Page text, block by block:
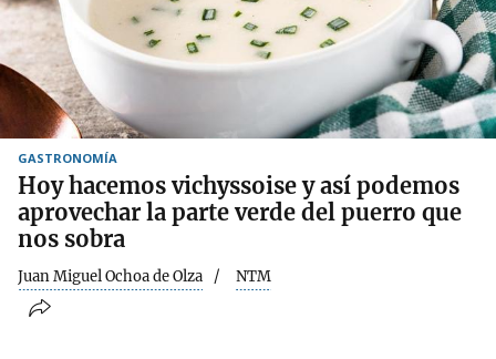
GASTRONOMÍA
Hoy hacemos vichyssoise y así podemos
aprovechar la parte verde del puerro que
nos sobra
Juan Miguel Ochoa de Olza NTM